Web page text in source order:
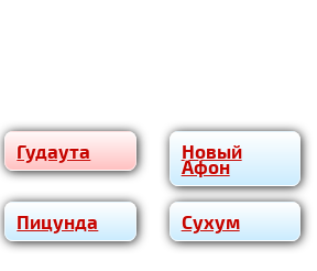
Гудаута Новый
Афон
Пицунда Сухум